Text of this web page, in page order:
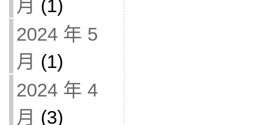
月 (1)
2024 年 5
月 (1)
2024 年 4
月 (3)